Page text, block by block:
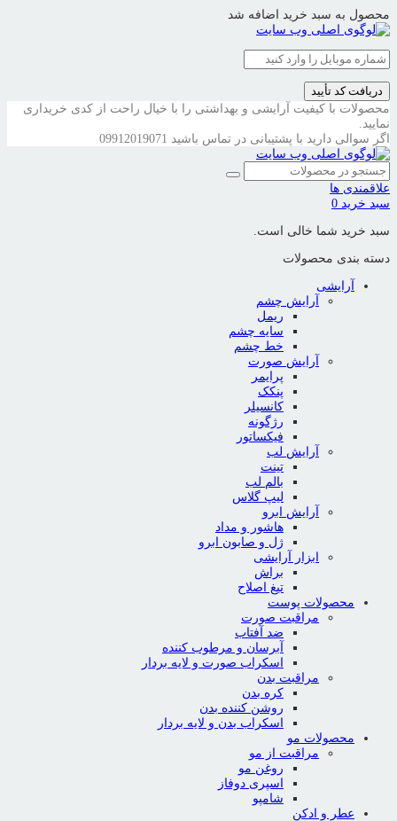
محصول به سبد خرید اضافه شد
دریافت کد تأیید
محصولات با کیفیت آرایشی و بهداشتی را با خیال راحت از کدی خریداری
نمایید.
اگر سوالی دارید با پشتیبانی در تماس باشید 09912019071
علاقمندی ها
سبد خرید 0
سبد خرید شما خالی است.
دسته بندی محصولات
آرایشی
آرایش چشم
ریمل
سایه چشم
خط چشم
آرایش صورت
پرایمر
پنکک
کانسیلر
رژگونه
فیکساتور
آرایش لب
تینت
بالم لب
لیپ گلاس
آرایش ابرو
هاشور و مداد
ژل و صابون ابرو
ابزار آرایشی
براش
تیغ اصلاح
محصولات پوست
مراقبت صورت
ضد آفتاب
آبرسان و مرطوب کننده
اسکراب صورت و لایه بردار
مراقبت بدن
کره بدن
روشن کننده بدن
اسکراب بدن و لایه بردار
محصولات مو
مراقبت از مو
روغن مو
اسپری دوفاز
شامپو
عطر و ادکن